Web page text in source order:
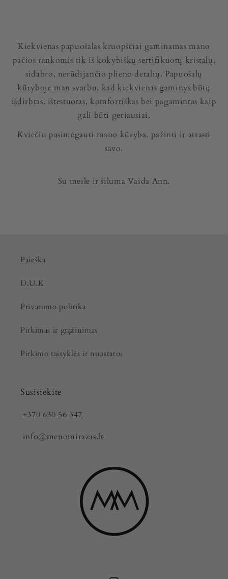
Kiekvienas papuošalas kruopščiai gaminamas mano
pačios rankomis tik iš kokybiškų sertifikuotų kristalų,
sidabro, nerūdijančio plieno detalių. Papuošalų
kūryboje man svarbu, kad kiekvienas gaminys būtų
išdirbtas, ištestuotas, komfortiškas bei pagamintas kaip
gali būti geriausiai.
Kviečiu pasimėgauti mano kūryba, pažinti ir atrasti
savo.
Su meile ir šiluma Vaida Ann.
Paieška
D.U.K
Privatumo politika
Pirkimas ir grąžinimas
Pirkimo taisyklės ir nuostatos
Susisiekite
+370 630 56 347
info@menomirazas.lt